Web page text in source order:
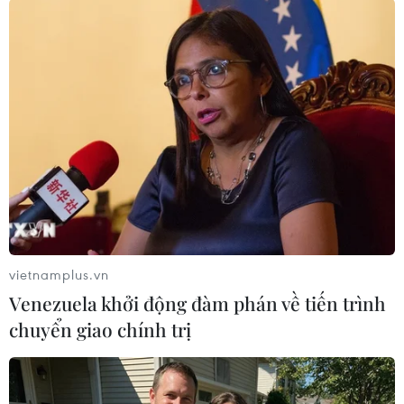
Thành lập Hội đồng cấp Nhà nước
xét tặng các giải thưởng khoa học và
công nghệ
06/08/2026 14:19
Đến năm 2030, Việt Nam làm chủ ít
nhất 4 công nghệ chiến lược
Trung Quốc vận hành giàn phát điện
gió nổi đầu tiên chịu được bão cấp 17
vietnamplus.vn
Venezuela khởi động đàm phán về tiến trình
chuyển giao chính trị